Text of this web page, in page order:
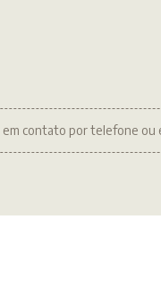
contato por telefone ou